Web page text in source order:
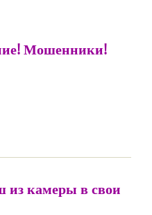
Мошенники!
камеры в свои